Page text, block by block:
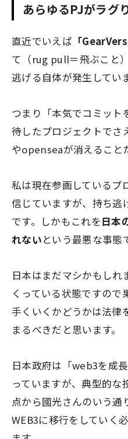
あらゆるPJがラグ
直近でいえば 「
て（rug pull＝飛ぶこと
逃げる自体が発生してい
つまり「本気でコミット
待したプロジェクトで
やopenseaが消えること
私は現在参画しているプ
信じていますが、持ち逃
です。しかもこれを日本
れないという最悪な事態
日本はまだマシかもしれ
くっている状態ですので
手くいくかどうかは法律
まるべきだと思います。
日本政府は「web3を成
っていますが、典型的な
点から國光さんのいう通
WEB3に移行をしていく